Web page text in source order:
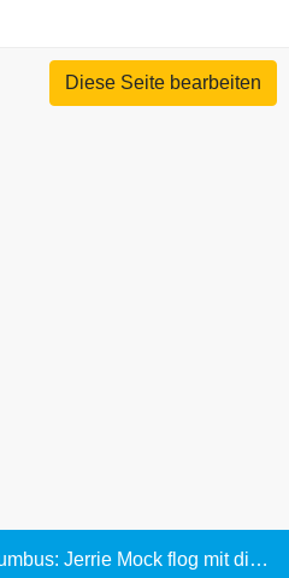
Diese Seite bearbeiten
Cessna C-180 Spirit of Columbus: Jerrie Mock flog mit diesem Flugzeug 1964 als erste Frau um die Welt